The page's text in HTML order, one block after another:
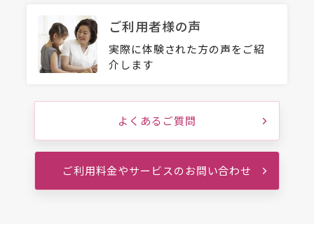
ご利用者様の声
実際に体験された方の声をご紹
介します
よくあるご質問
ご利用料金やサービスのお問い合わせ